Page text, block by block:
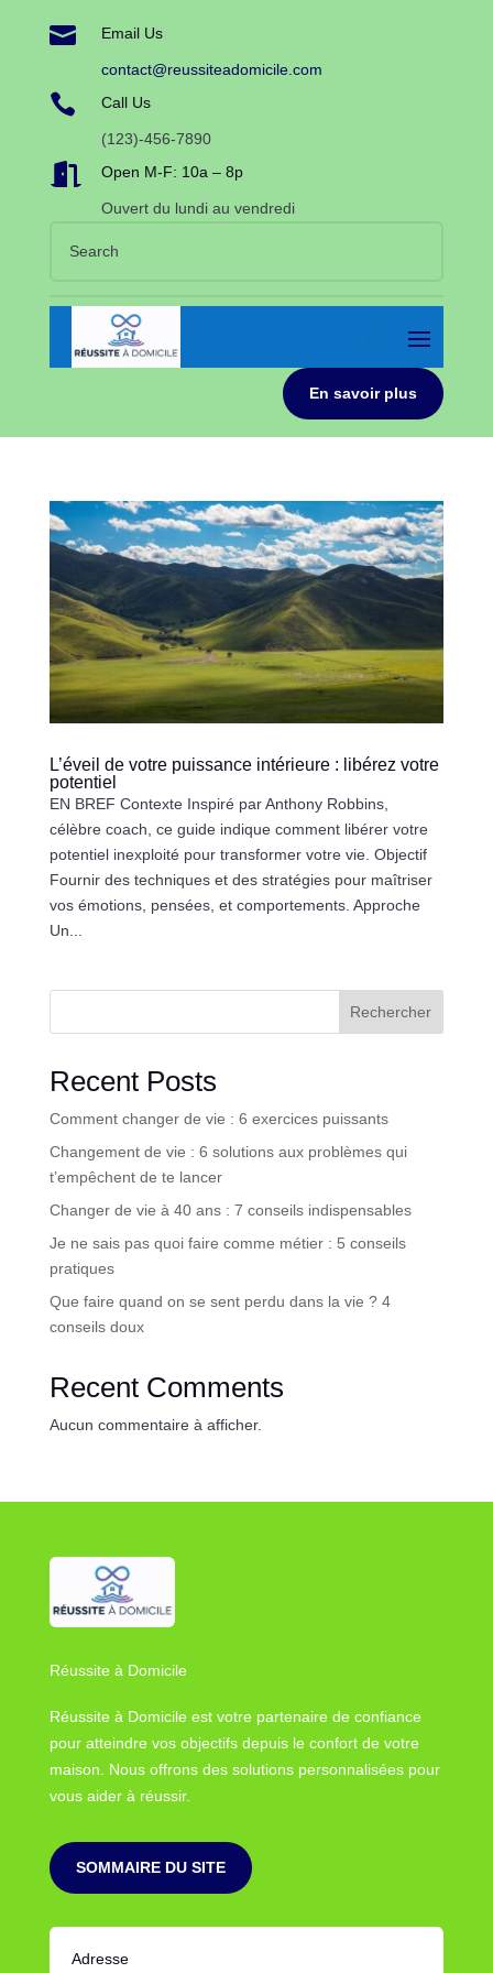
 Email Us
contact@reussiteadomicile.com
 Call Us
(123)-456-7890
 Open M-F: 10a – 8p
Ouvert du lundi au vendredi
En savoir plus
L’éveil de votre puissance intérieure : libérez votre
potentiel
EN BREF Contexte Inspiré par Anthony Robbins,
célèbre coach, ce guide indique comment libérer votre
potentiel inexploité pour transformer votre vie. Objectif
Fournir des techniques et des stratégies pour maîtriser
vos émotions, pensées, et comportements. Approche
Un...
Rechercher
Recent Posts
Comment changer de vie : 6 exercices puissants
Changement de vie : 6 solutions aux problèmes qui
t’empêchent de te lancer
Changer de vie à 40 ans : 7 conseils indispensables
Je ne sais pas quoi faire comme métier : 5 conseils
pratiques
Que faire quand on se sent perdu dans la vie ? 4
conseils doux
Recent Comments
Aucun commentaire à afficher.
Réussite à Domicile
Réussite à Domicile est votre partenaire de confiance
pour atteindre vos objectifs depuis le confort de votre
maison. Nous offrons des solutions personnalisées pour
vous aider à réussir.
SOMMAIRE DU SITE
Adresse